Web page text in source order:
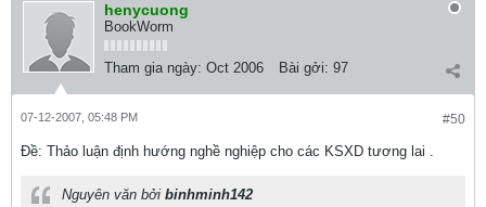
henycuong
BookWorm
Tham gia ngày: Oct 2006 Bài gởi: 97
#50
07-12-2007, 05:48 PM
Ðề: Thảo luận định hướng nghề nghiệp cho các KSXD tương lai .
Nguyên văn bởi binhminh142